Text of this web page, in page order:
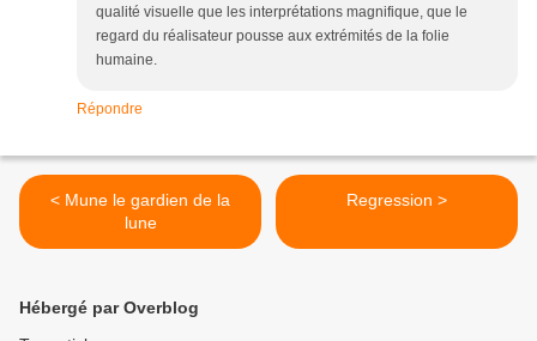
qualité visuelle que les interprétations magnifique, que le
regard du réalisateur pousse aux extrémités de la folie
humaine.
Répondre
< Mune le gardien de la
lune
Regression >
Hébergé par Overblog